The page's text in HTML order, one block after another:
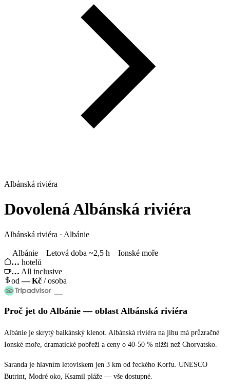
Albánská riviéra
DovolenáAlbánská riviéra
Albánská riviéra · Albánie
Albánie Letová doba ~2,5 h
Ionské moře
… hotelů
… All inclusive
od—Kč / osoba
—
Proč jet do Albánie — oblast Albánská riviéra
Albánie je skrytý balkánský klenot. Albánská riviéra na jihu má průzračné
Ionské moře, dramatické pobřeží a ceny o 40-50 % nižší než Chorvatsko.
Saranda je hlavním letoviskem jen 3 km od řeckého Korfu. UNESCO
Butrint, Modré oko, Ksamil pláže — vše dostupné.